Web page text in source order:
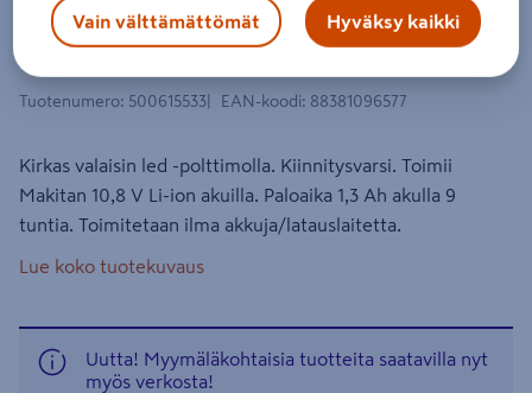
MAKITA
Tuotenumero: 500615533 EAN-koodi: 88381096577
Kirkas valaisin led -polttimolla. Kiinnitysvarsi. Toimii
Makitan 10,8 V Li-ion akuilla. Paloaika 1,3 Ah akulla 9
tuntia. Toimitetaan ilma akkuja/latauslaitetta.
Lue koko tuotekuvaus
Uutta! Myymäläkohtaisia tuotteita saatavilla nyt
myös verkosta!
Vain välttämättömät Hyväksy kaikki